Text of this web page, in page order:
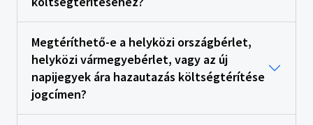
Megtéríthető-e a helyközi országbérlet,
helyközi vármegyebérlet, vagy az új
napijegyek ára hazautazás költségtérítése
jogcímen?